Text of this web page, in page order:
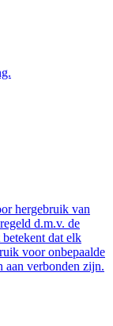
hergebruik van
d.m.v. de
dat elk
voor onbepaalde
aan verbonden zijn.